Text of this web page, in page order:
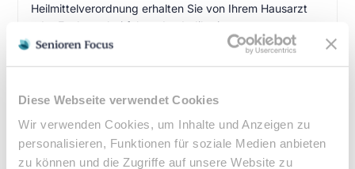
Diese Webseite verwendet Cookies
Wir verwenden Cookies, um Inhalte und Anzeigen zu
personalisieren, Funktionen für soziale Medien anbieten
zu können und die Zugriffe auf unsere Website zu
Heilmittelverordnung erhalten Sie von Ihrem Hausarzt
oder Facharzt bei folgenden Indikationen:
Durchblutungsstörungen der Füße
Sensibilitätsstörungen
Querschnittslähmung